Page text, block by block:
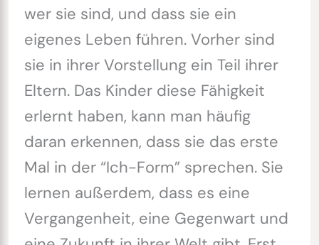
wer sie sind, und dass sie ein
eigenes Leben führen. Vorher sind
sie in ihrer Vorstellung ein Teil ihrer
Eltern. Das Kinder diese Fähigkeit
erlernt haben, kann man häufig
daran erkennen, dass sie das erste
Mal in der “Ich-Form” sprechen. Sie
lernen außerdem, dass es eine
Vergangenheit, eine Gegenwart und